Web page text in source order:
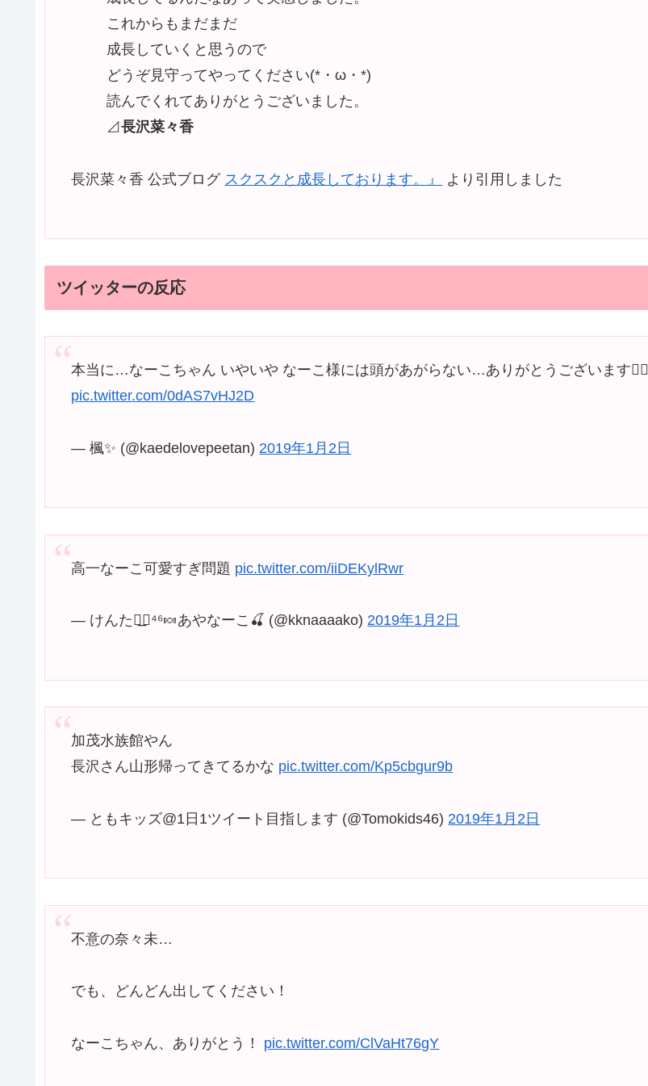
これからもまだまだ
成長していくと思うので
どうぞ見守ってやってください(*・ω・*)
読んでくれてありがとうございました。
⊿長沢菜々香
長沢菜々香 公式ブログ スクスクと成長しております。』 より引用しました
ツイッターの反応
本当に…なーこちゃん いやいや なーこ様には頭があがらない…ありがとうございます🙇‍♀️
pic.twitter.com/0dAS7vHJ2D
— 楓✨ (@kaedelovepeetan) 2019年1月2日
高一なーこ可愛すぎ問題 pic.twitter.com/iiDEKylRwr
— けんた◢͟￨⁴⁶🍬あやなーこ🍒 (@kknaaaako) 2019年1月2日
加茂水族館やん
長沢さん山形帰ってきてるかな pic.twitter.com/Kp5cbgur9b
— ともキッズ@1日1ツイート目指します (@Tomokids46) 2019年1月2日
不意の奈々未…
でも、どんどん出してください！
なーこちゃん、ありがとう！ pic.twitter.com/ClVaHt76gY